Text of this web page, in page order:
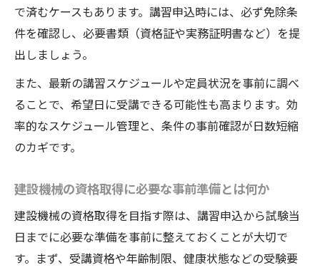
で済むケースもあります。講習申込時には、必ず免除条
件を確認し、必要書類（資格証や実務証明書など）を提
出しましょう。
また、最新の講習スケジュールや定員状況を事前に調べ
ることで、希望日に受講できる可能性も高まります。効
率的なスケジュール管理と、条件の事前確認が日数短縮
のカギです。
建設機械の資格取得に必要な事前準備とは何か
建設機械の資格取得を目指す際は、講習申込から試験当
日までに必要な準備を事前に整えておくことが大切で
す。まず、受講資格や年齢制限、健康状態などの受験要